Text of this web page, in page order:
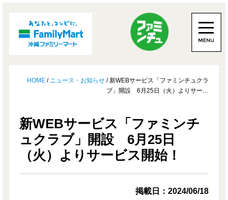
HOME / ニュース・お知らせ/ 新WEBサービス「ファミンチュクラ
ブ」開設 6月25日（火）よりサー…
新WEBサービス「ファミンチ
ュクラブ」開設 6月25日
（火）よりサービス開始！
掲載日：2024/06/18